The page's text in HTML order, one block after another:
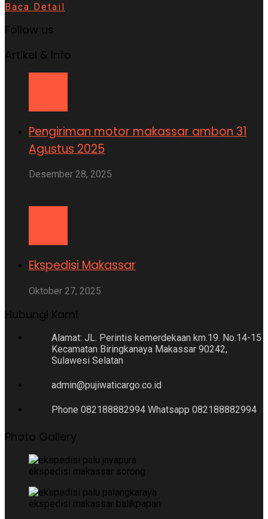
Baca Detail
Follow us
Artikel & Info
Pengiriman motor makassar ambon 31
Agustus 2025
Desember 28, 2025
Ekspedisi Makassar
Oktober 27, 2025
Hubungi Kami
Alamat: JL. Perintis kemerdekaan km.19. No.14-15
Kecamatan Biringkanaya Makassar 90242,
Sulawesi Selatan
admin@pujiwaticargo.co.id
Phone 082188882994 Whatsapp 082188882994
Photo Gallery
ekspedisi makassar sorong
ekspedisi makassar balikpapan